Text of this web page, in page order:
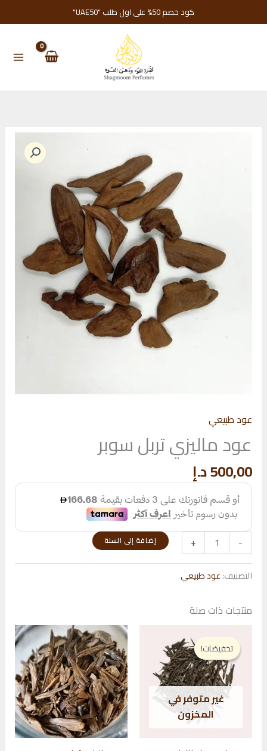
إلى
كود خصم 50% على اول طلب "UAE50"
عود طبيعي
عود ماليزي تربل سوبر
500,00د.إ
-
كمية
عود
ماليزي
+ إضافة إلى السلة
التصنيف:عود طبيعي
منتجات ذات صلة
تخفيضات!
غير متوفر في
المخزون
تخفيضات!